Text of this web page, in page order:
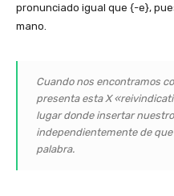
pronunciado igual que {-e},
mano.
Cuando nos encontramos
presenta esta X
lugar donde insertar
independientemente de
palabra.